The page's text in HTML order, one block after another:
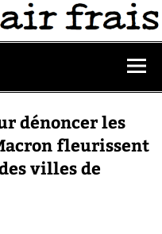
dénoncer les
fleurissent
villes de